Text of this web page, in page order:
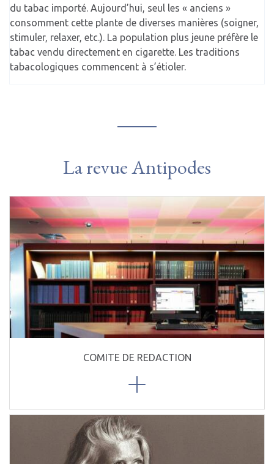
du tabac importé. Aujourd’hui, seul les « anciens »
consomment cette plante de diverses manières (soigner,
stimuler, relaxer, etc.). La population plus jeune préfère le
tabac vendu directement en cigarette. Les traditions
tabacologiques commencent à s’étioler.
La revue Antipodes
COMITE DE REDACTION